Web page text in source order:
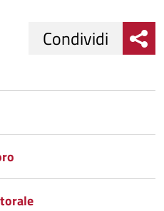
Facebook
su
Twitter
Condividi
su
Condividi
Condividi